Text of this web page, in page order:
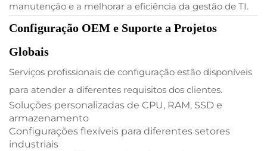
manutenção e a melhorar a eficiência da gestão de TI.
Configuração OEM e Suporte a Projetos
Globais
Serviços profissionais de configuração estão disponíveis
para atender a diferentes requisitos dos clientes.
Soluções personalizadas de CPU, RAM, SSD e
armazenamento
Configurações flexíveis para diferentes setores
industriais